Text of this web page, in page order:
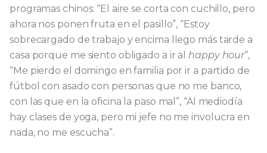
programas chinos: “El aire se corta con cuchillo, pero
ahora nos ponen fruta en el pasillo”, “Estoy
sobrecargado de trabajo y encima llego más tarde a
casa porque me siento obligado a ir al happy hour“,
“Me pierdo el domingo en familia por ir a partido de
fútbol con asado con personas que no me banco,
con las que en la oficina la paso mal”, “Al mediodía
hay clases de yoga, pero mi jefe no me involucra en
nada, no me escucha”.